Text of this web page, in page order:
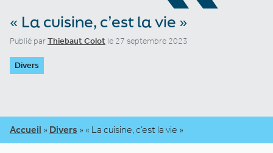
« La cuisine, c’est la vie »
Publié parThiebaut Colot le 27 septembre 2023
Divers
Accueil » Divers » « La cuisine, c’est la vie »